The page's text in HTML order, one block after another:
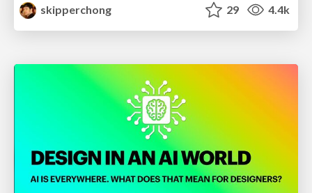
skipperchong
29 4.4k